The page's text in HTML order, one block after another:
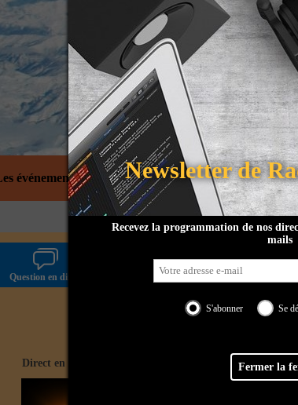
événements Notre équipe Soutenir le projet
Question en direct Discuter sur Discord
Direct en cours
Newsletter de
Recevez la programmation de nos
mails
S'abonner Se
Fermer la